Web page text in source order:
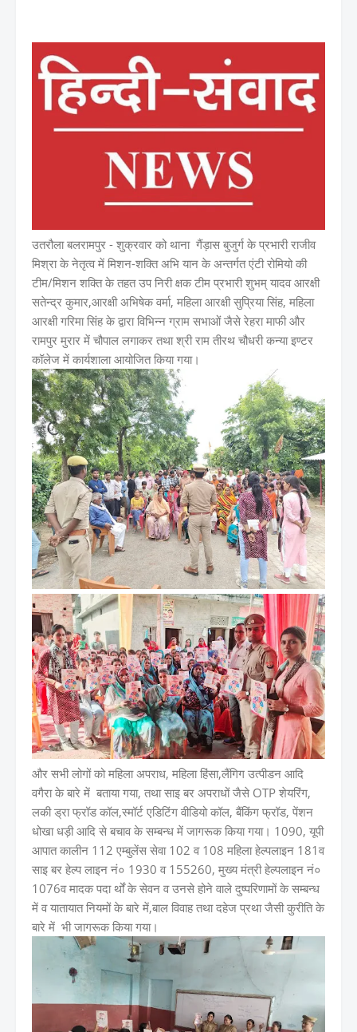
उतरौला बलरामपुर - शुक्रवार को थाना गैंड़ास बुजुर्ग के प्रभारी राजीव
मिश्रा के नेतृत्व में मिशन-शक्ति अभि यान के अन्तर्गत एंटी रोमियो की
टीम/मिशन शक्ति के तहत उप निरी क्षक टीम प्रभारी शुभम् यादव आरक्षी
सतेन्द्र कुमार,आरक्षी अभिषेक वर्मा, महिला आरक्षी सुप्रिया सिंह, महिला
आरक्षी गरिमा सिंह के द्वारा विभिन्न ग्राम सभाओं जैसे रेहरा माफी और
रामपुर मुरार में चौपाल लगाकर तथा श्री राम तीरथ चौधरी कन्या इण्टर
कॉलेज में कार्यशाला आयोजित किया गया।
और सभी लोगों को महिला अपराध, महिला हिंसा,लैंगिग उत्पीडन आदि
वगैरा के बारे में बताया गया, तथा साइ बर अपराधों जैसे OTP शेयरिंग,
लकी ड्रा फ्रॉड कॉल,स्मॉर्ट एडिटिंग वीडियो कॉल, बैंकिंग फ्रॉड, पेंशन
धोखा धड़ी आदि से बचाव के सम्बन्ध में जागरूक किया गया। 1090, यूपी
आपात कालीन 112 एम्बुलेंस सेवा 102 व 108 महिला हेल्पलाइन 181व
साइ बर हेल्प लाइन नं० 1930 व 155260, मुख्य मंत्री हेल्पलाइन नं०
1076व मादक पदा र्थों के सेवन व उनसे होने वाले दुष्परिणामों के सम्बन्ध
में व यातायात नियमों के बारे में,बाल विवाह तथा दहेज प्रथा जैसी कुरीति के
बारे में भी जागरूक किया गया।